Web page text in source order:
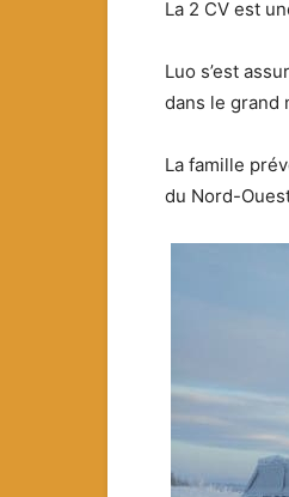
La 2 CV est
Luo s’est
dans le grand
La famille
du Nord-